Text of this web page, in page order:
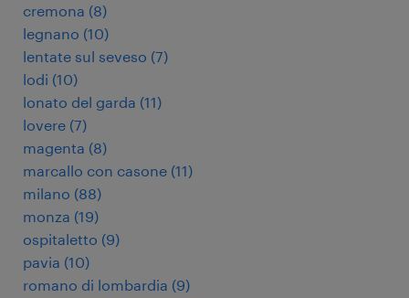
cremona (8)
legnano (10)
lentate sul seveso (7)
lodi (10)
lonato del garda (11)
lovere (7)
magenta (8)
marcallo con casone (11)
milano (88)
monza (19)
ospitaletto (9)
pavia (10)
romano di lombardia (9)